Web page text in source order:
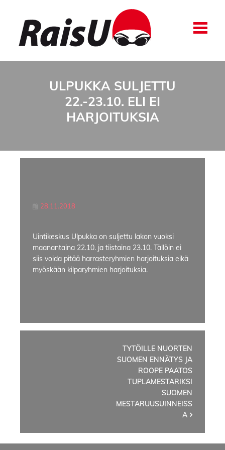
ULPUKKA SULJETTU
22.-23.10. ELI EI
HARJOITUKSIA
28.11.2018
Uintikeskus Ulpukka on suljettu lakon vuoksi
maanantaina 22.10. ja tiistaina 23.10. Tällöin ei
siis voida pitää harrasteryhmien harjoituksia eikä
myöskään kilparyhmien harjoituksia.
TYTÖILLE NUORTEN
SUOMEN ENNÄTYS JA
ROOPE PAATOS
TUPLAMESTARIKSI
SUOMEN
MESTARUUSUINNEISS
A